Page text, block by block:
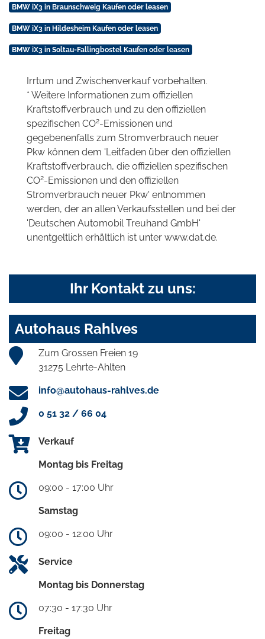
BMW iX3 in Braunschweig Kaufen oder leasen
BMW iX3 in Hildesheim Kaufen oder leasen
BMW iX3 in Soltau-Fallingbostel Kaufen oder leasen
Irrtum und Zwischenverkauf vorbehalten.
* Weitere Informationen zum offiziellen
Kraftstoffverbrauch und zu den offiziellen
spezifischen CO2-Emissionen und
gegebenenfalls zum Stromverbrauch neuer
Pkw können dem 'Leitfaden über den offiziellen
Kraftstoffverbrauch, die offiziellen spezifischen
CO2-Emissionen und den offiziellen
Stromverbrauch neuer Pkw' entnommen
werden, der an allen Verkaufsstellen und bei der
'Deutschen Automobil Treuhand GmbH'
unentgeltlich erhältlich ist unter www.dat.de.
Ihr Kontakt zu uns:
Autohaus Rahlves
Zum Grossen Freien 19
31275 Lehrte-Ahlten
info@autohaus-rahlves.de
0 51 32 / 66 04
Verkauf
Montag bis Freitag
09:00 - 17:00 Uhr
Samstag
09:00 - 12:00 Uhr
Service
Montag bis Donnerstag
07:30 - 17:30 Uhr
Freitag